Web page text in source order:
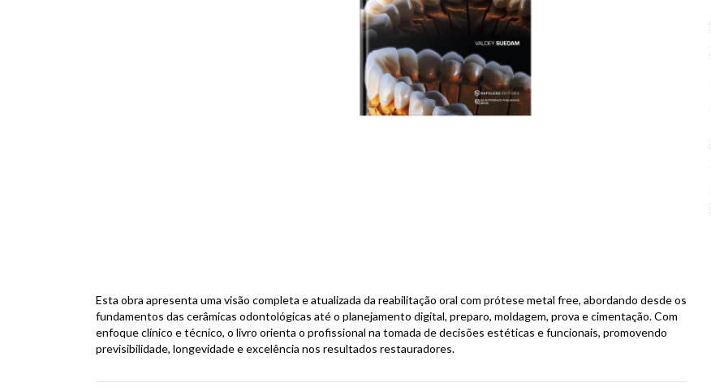
Esta obra apresenta uma visão completa e atualizada da reabilitação oral com prótese metal free, abordando desde os
fundamentos das cerâmicas odontológicas até o planejamento digital, preparo, moldagem, prova e cimentação. Com
enfoque clínico e técnico, o livro orienta o profissional na tomada de decisões estéticas e funcionais, promovendo
previsibilidade, longevidade e excelência nos resultados restauradores.